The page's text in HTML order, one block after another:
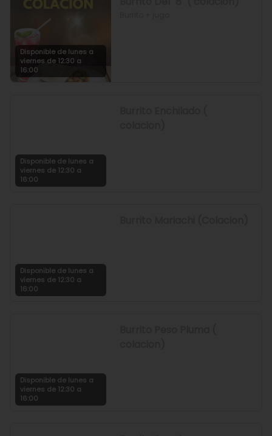
Disponible de lunes a
viernes de 12:30 a
16:00
Disponible de lunes a
viernes de 12:30 a
16:00
Disponible de lunes a
viernes de 12:30 a
16:00
Disponible de lunes a
viernes de 12:30 a
16:00